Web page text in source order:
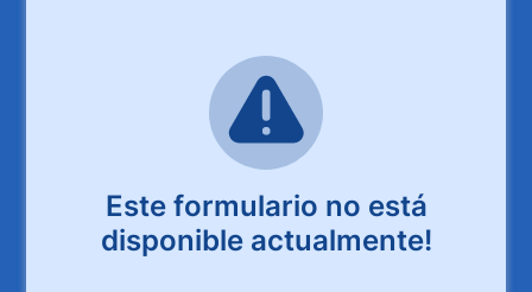
Este formulario no está
disponible actualmente!